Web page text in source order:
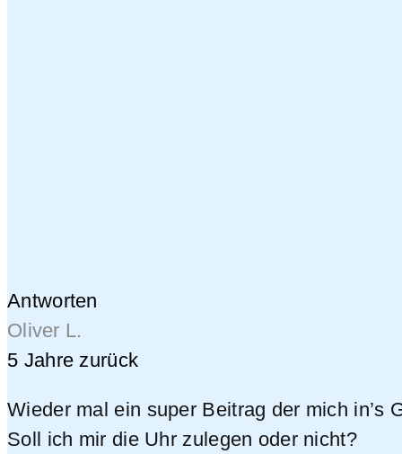
Antworten
Oliver L.
5 Jahre zurück
Wieder mal ein super Beitrag der mich in’s
Soll ich mir die Uhr zulegen oder nicht?